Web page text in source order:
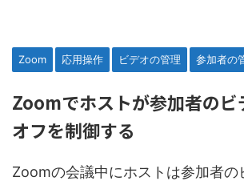
Zoom 応用操作 ビデオの管理 参加者の
Zoomでホストが参加者のビ
オフを制御する
Zoomの会議中にホストは参加者の